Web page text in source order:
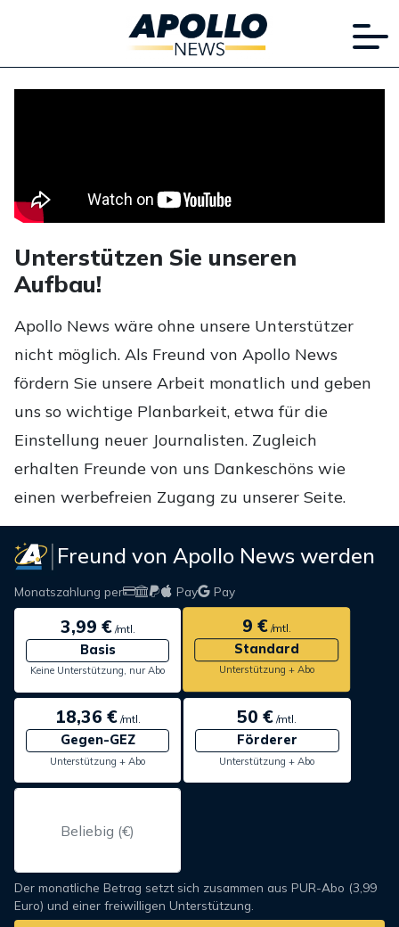
Unterstützen Sie unseren
Aufbau!
Apollo News wäre ohne unsere Unterstützer
nicht möglich. Als Freund von Apollo News
fördern Sie unsere Arbeit monatlich und geben
uns so wichtige Planbarkeit, etwa für die
Einstellung neuer Journalisten. Zugleich
erhalten Freunde von uns Dankeschöns wie
einen werbefreien Zugang zu unserer Seite.
Freund von Apollo News werden
Monatszahlung per Pay Pay
3,99 €/mtl.
Basis
Keine Unterstützung, nur Abo
9 €/mtl.
Standard
Unterstützung + Abo
18,36 €/mtl.
Gegen-GEZ
Unterstützung + Abo
50 € /mtl.
Förderer
Unterstützung + Abo
Der monatliche Betrag setzt sich zusammen aus PUR-Abo (3,99
Euro) und einer freiwilligen Unterstützung.